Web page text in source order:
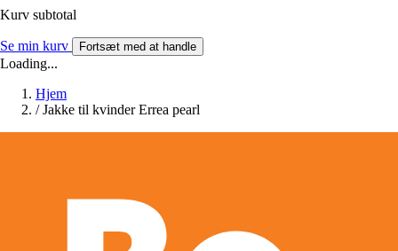
Kurv subtotal
Se min kurv Fortsæt med at handle
Loading...
Hjem
/ Jakke til kvinder Errea pearl